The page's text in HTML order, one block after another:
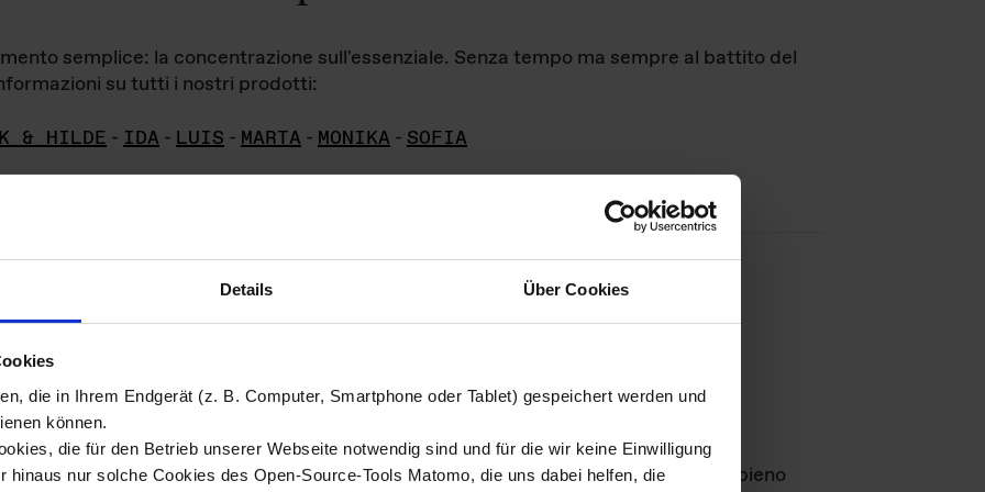
Details Über Cookies
die in Ihrem Endgerät (z. B. Computer, Smartphone oder Tablet) gespeichert werden und
können.
die für den Betrieb unserer Webseite notwendig sind und für die wir keine Einwilligung
hinaus nur solche Cookies des Open-Source-Tools Matomo, die uns dabei helfen, die
semplice: la concentrazione sull'essenziale. Senza tempo ma sempre al battito del
su tutti i nostri prodotti:
& HILDE - IDA - LUIS - MARTA - MONIKA - SOFIA
di immagini
materiale fotografico sono detenuti daDas ganze LebenGmbH e rimangono in pieno